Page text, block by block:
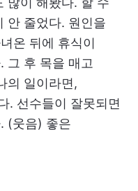
안 줄었다. 원인을
온 뒤에 휴식이
그 후 목을 매고
의 일이라면,
. 선수들이 잘못되면
(웃음) 좋은